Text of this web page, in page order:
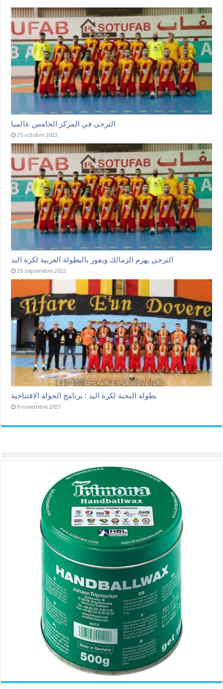
الترجي في المركز الخامس عالميا
25 octobre 2022
الترجي يهزم الزمالك ويفوز بالبطولة العربية لكرة اليد
29 septembre 2022
بطولة النخبة لكرة اليد : برنامج الجولة الافتتاحية
9 novembre 2021